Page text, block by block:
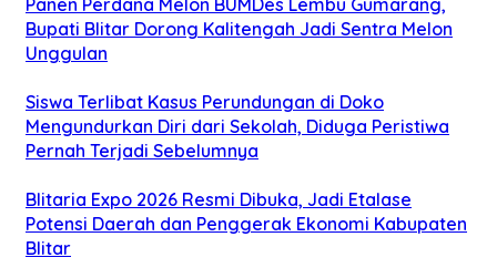
Bupati Blitar Dorong Kalitengah Jadi Sentra Melon
Unggulan
Siswa Terlibat Kasus Perundungan di Doko
Mengundurkan Diri dari Sekolah, Diduga Peristiwa
Pernah Terjadi Sebelumnya
Blitaria Expo 2026 Resmi Dibuka, Jadi Etalase
Potensi Daerah dan Penggerak Ekonomi Kabupaten
Blitar